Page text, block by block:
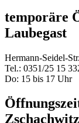
temporäre
Laubegast
Hermann-Seidel-
Tel.: 0351/25 15
Do: 15 bis 17 Uhr
Zschachwitz